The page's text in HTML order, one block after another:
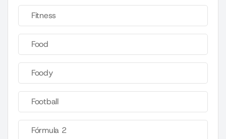
Fitness
Food
Foody
Football
Fórmula 2